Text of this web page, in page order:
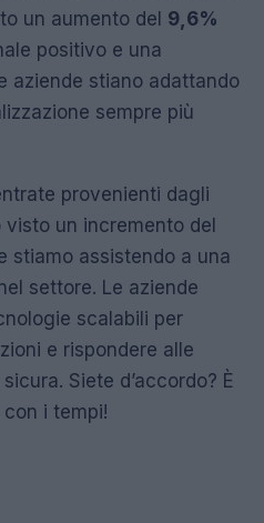
un aumento del 9,6%
positivo e una
aziende stiano adattando
sempre più
provenienti dagli
visto un incremento del
stiamo assistendo a una
settore. Le aziende
scalabili per
e rispondere alle
Siete d’accordo? È
i tempi!